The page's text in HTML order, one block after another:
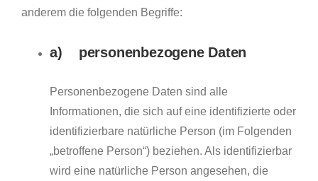
anderem die folgenden Begriffe:
a) personenbezogene Daten
Personenbezogene Daten sind alle
Informationen, die sich auf eine identifizierte oder
identifizierbare natürliche Person (im Folgenden
„betroffene Person“) beziehen. Als identifizierbar
wird eine natürliche Person angesehen, die